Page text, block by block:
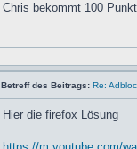
Chris bekommt 100
Betreff des Beitrags: Re:
Hier die firefox Lösung